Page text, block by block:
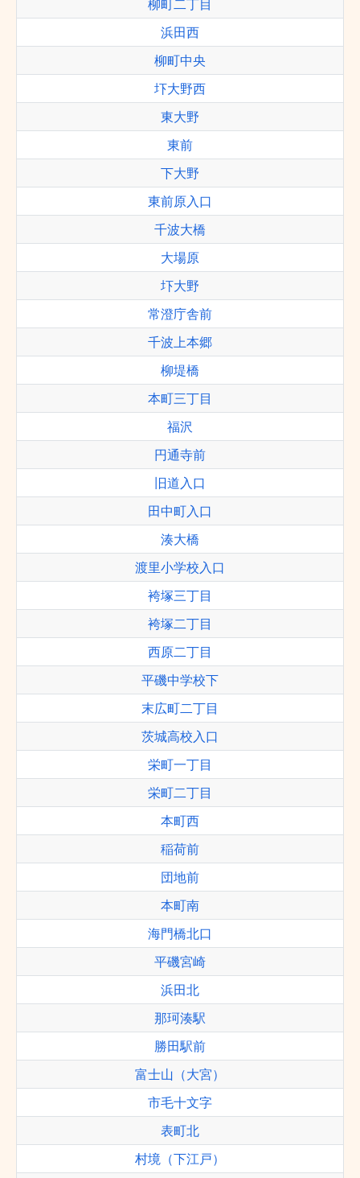
柳町二丁目
浜田西
柳町中央
圷大野西
東大野
東前
下大野
東前原入口
千波大橋
大場原
圷大野
常澄庁舎前
千波上本郷
柳堤橋
本町三丁目
福沢
円通寺前
旧道入口
田中町入口
湊大橋
渡里小学校入口
袴塚三丁目
袴塚二丁目
西原二丁目
平磯中学校下
末広町二丁目
茨城高校入口
栄町一丁目
栄町二丁目
本町西
稲荷前
団地前
本町南
海門橋北口
平磯宮崎
浜田北
那珂湊駅
勝田駅前
富士山（大宮）
市毛十文字
表町北
村境（下江戸）